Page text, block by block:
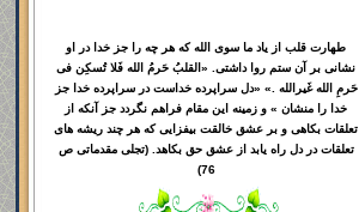
طهارت قلب از یاد ما سوی الله که هر چه را جز خدا در او
نشانی بر آن ستم روا داشتی. «القلبُ حَرمُ الله فَلا تُسکِن فی
حَرمِ الله غَیرالله .» «دل سراپرده خداست در سراپرده خدا جز
خدا را منشان » و زمینه این مقام فراهم نگردد جز آنکه از
تعلقات بکاهی و بر عشق خالقت بیفزایی که هر چند ریشه های
تعلقات در دل راه یابد از عشق حق بکاهد. (تجلی مقدماتی ص
76)